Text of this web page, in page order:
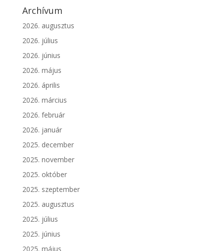
Archívum
2026. augusztus
2026. július
2026. június
2026. május
2026. április
2026. március
2026. február
2026. január
2025. december
2025. november
2025. október
2025. szeptember
2025. augusztus
2025. július
2025. június
2025. május